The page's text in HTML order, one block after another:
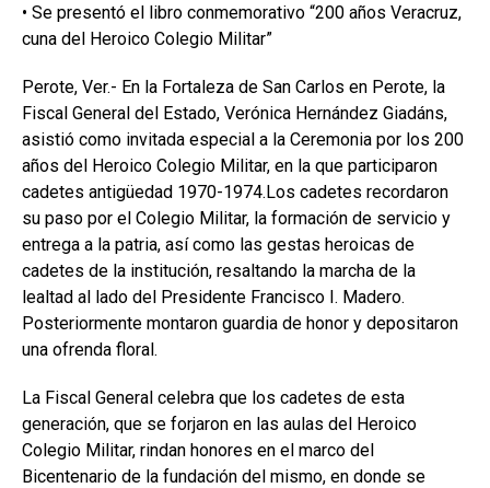
• Se presentó el libro conmemorativo “200 años Veracruz,
cuna del Heroico Colegio Militar”
Perote, Ver.- En la Fortaleza de San Carlos en Perote, la
Fiscal General del Estado, Verónica Hernández Giadáns,
asistió como invitada especial a la Ceremonia por los 200
años del Heroico Colegio Militar, en la que participaron
cadetes antigüedad 1970-1974.Los cadetes recordaron
su paso por el Colegio Militar, la formación de servicio y
entrega a la patria, así como las gestas heroicas de
cadetes de la institución, resaltando la marcha de la
lealtad al lado del Presidente Francisco I. Madero.
Posteriormente montaron guardia de honor y depositaron
una ofrenda floral.
La Fiscal General celebra que los cadetes de esta
generación, que se forjaron en las aulas del Heroico
Colegio Militar, rindan honores en el marco del
Bicentenario de la fundación del mismo, en donde se